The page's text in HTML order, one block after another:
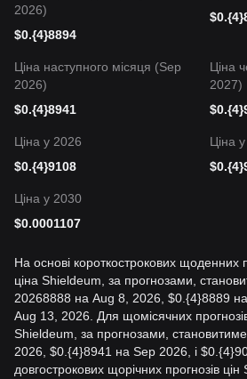
2026)
$0.{4}8894
$
Ціна наступного місяця (Sep
2026)
$0.{4}8941
Ціна
2027)
$
Ціна у 2026
$0.{4}9108
Ціна
$
Ціна у 2030
$0.0001107
На основі короткострокових щоденних
ціна Shieldeum, за прогнозами,
20268888 на Aug 8, 2026, $0.{4}8889
Aug 13, 2026. Для щомісячних
Shieldeum, за прогнозами,
2026, $0.{4}8941 на Sep 2026, і
довгострокових щорічних прогнозів